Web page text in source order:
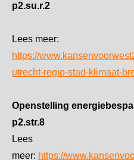
p2.su.r.2
Lees meer:
https://
utrecht-regio-stad-klimaat-
Openstelling
p2.str.8
Lees
meer: https://